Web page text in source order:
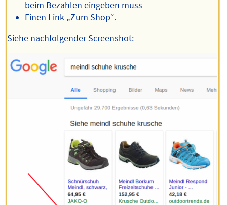
beim Bezahlen eingeben muss
Einen Link „Zum Shop“.
Siehe nachfolgender Screenshot: